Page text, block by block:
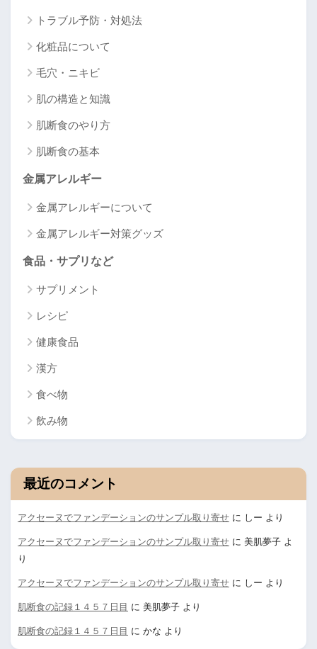
トラブル予防・対処法
化粧品について
毛穴・ニキビ
肌の構造と知識
肌断食のやり方
肌断食の基本
金属アレルギー
金属アレルギーについて
金属アレルギー対策グッズ
食品・サプリなど
サプリメント
レシピ
健康食品
漢方
食べ物
飲み物
最近のコメント
アクセーヌでファンデーションのサンプル取り寄せ に しー より
アクセーヌでファンデーションのサンプル取り寄せ に 美肌夢子 よ
り
アクセーヌでファンデーションのサンプル取り寄せ に しー より
肌断食の記録１４５７日目 に 美肌夢子 より
肌断食の記録１４５７日目 に かな より